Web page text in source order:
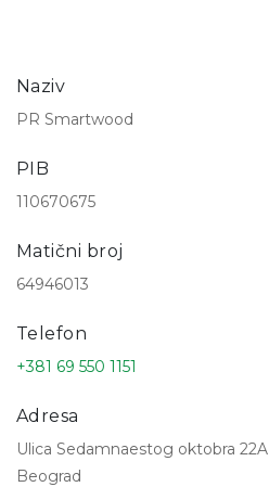
Naziv
PR Smartwood
PIB
110670675
Matični broj
64946013
Telefon
+381 69 550 1151
Adresa
Ulica Sedamnaestog oktobra 22A
Beograd